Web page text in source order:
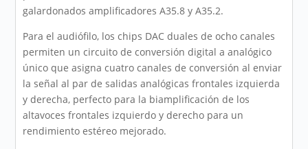
galardonados amplificadores A35.8 y A35.2.
Para el audiófilo, los chips DAC duales de ocho canales
permiten un circuito de conversión digital a analógico
único que asigna cuatro canales de conversión al enviar
la señal al par de salidas analógicas frontales izquierda
y derecha, perfecto para la biamplificación de los
altavoces frontales izquierdo y derecho para un
rendimiento estéreo mejorado.